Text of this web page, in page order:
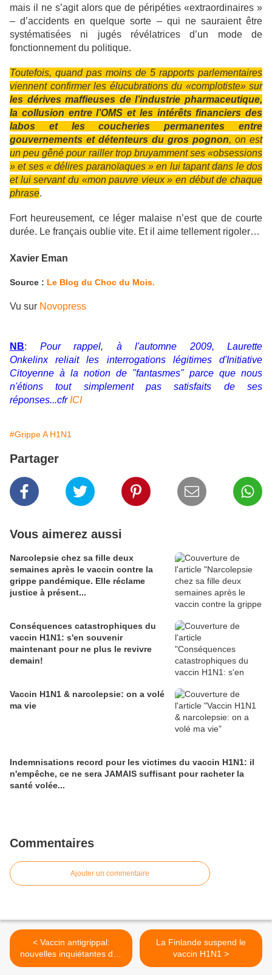
mais il ne s’agit alors que de péripéties «extraordinaires »
– d’accidents en quelque sorte – qui ne sauraient être
systématisées ni jugés révélatrices d’un mode de
fonctionnement du politique.
Toutefois, quand pas moins de 5 rapports parlementaires
viennent confirmer les élucubrations du «complotiste» sur
les dérives maffieuses de l’industrie pharmaceutique,
la collusion entre l’OMS et les intérêts financiers des
labos et les coucheries permanentes entre
gouvernements et détenteurs du gros pognon, on est
un peu gêné pour railler trop bruyamment ses «obsessions
» et ses « délires paranoïaques » en lui tapant dans le dos
et lui servant du «mon pauvre vieux » en début de chaque
phrase.
Fort heureusement, ce léger malaise n’est que de courte
durée. Le français oublie vite. Et il aime tellement rigoler…
Xavier Eman
Source : Le Blog du Choc du Mois.
Vu sur Novopress
NB: Pour rappel, à l'automne 2009, Laurette
Onkelinx reliait les interrogations légitimes d'Initiative
Citoyenne à la notion de "fantasmes" parce que nous
n'étions tout simplement pas satisfaits de ses
réponses...cfrICI
#Grippe A H1N1
Partager
Vous aimerez aussi
Narcolepsie chez sa fille deux
semaines après le vaccin contre la
grippe pandémique. Elle réclame
justice à présent...
Conséquences catastrophiques du
vaccin H1N1: s'en souvenir
maintenant pour ne plus le revivre
demain!
Vaccin H1N1 & narcolepsie: on a volé
ma vie
Indemnisations record pour les victimes du vaccin H1N1: il
n'empêche, ce ne sera JAMAIS suffisant pour racheter la
santé volée...
Commentaires
Ajouter un commentaire
< Vaccin antigrippal:
nouvelles inquiétantes des
Etats-Unis... qu'en sera-t-il
La Finlande suspend le
vaccin H1N1 >